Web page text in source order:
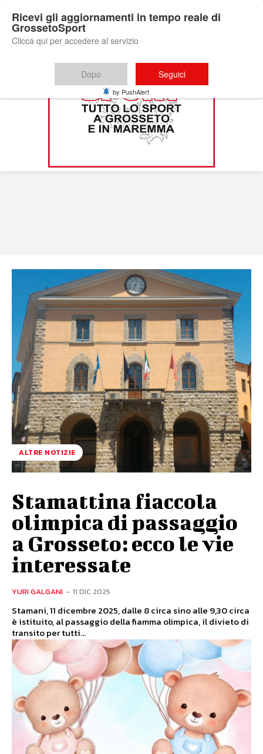
ALTRE NOTIZIE
Stamattina fiaccola
olimpica di passaggio
a Grosseto: ecco le vie
interessate
YURI GALGANI - 11 DIC 2025
Stamani, 11 dicembre 2025, dalle 8 circa sino alle 9,30 circa
è istituito, al passaggio della fiamma olimpica, il divieto di
transito per tutti...
Ricevi gli aggiornamenti in tempo reale di
GrossetoSport
Clicca qui per accedere al servizio
Dopo Seguici
by PushAlert